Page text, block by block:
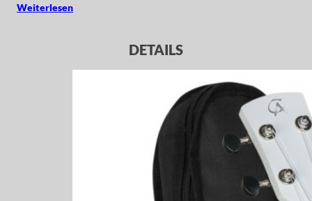
Weiterlesen
DETAILS